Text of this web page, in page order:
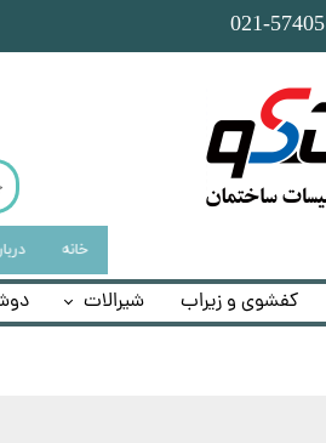
​021-57405
کفشوی و زیراب شیرالات
خانه